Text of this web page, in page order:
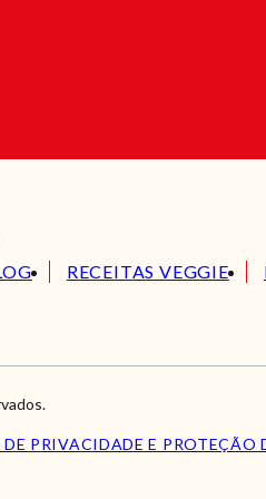
RECEITAS VEGGIE
PRIVACIDADE E PROTEÇÃO